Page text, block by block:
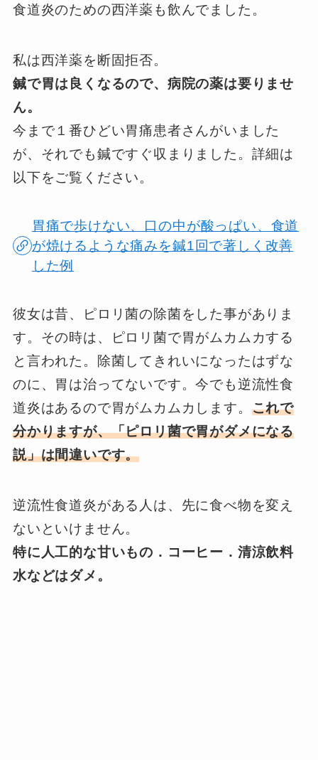
食道炎のための西洋薬も飲んでました。
私は西洋薬を断固拒否。
鍼で胃は良くなるので、病院の薬は要りませ
ん。
今まで１番ひどい胃痛患者さんがいました
が、それでも鍼ですぐ収まりました。詳細は
以下をご覧ください。
胃痛で歩けない、口の中が酸っぱい、食道
が焼けるような痛みを鍼1回で著しく改善
した例
彼女は昔、ピロリ菌の除菌をした事がありま
す。その時は、ピロリ菌で胃がムカムカする
と言われた。除菌してきれいになったはずな
のに、胃は治ってないです。今でも逆流性食
道炎はあるので胃がムカムカします。 これで
分かりますが、「ピロリ菌で胃がダメになる
説」は間違いです。
逆流性食道炎がある人は、先に食べ物を変え
ないといけません。
特に人工的な甘いもの．コーヒー．清涼飲料
水などはダメ。